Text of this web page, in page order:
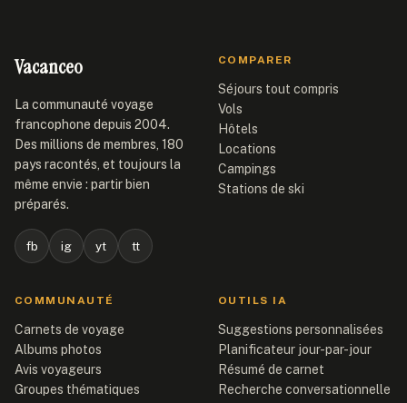
Vacanceo
La communauté voyage
francophone depuis 2004.
Des millions de membres, 180
pays racontés, et toujours la
même envie : partir bien
préparés.
fb ig yt tt
COMPARER
Séjours tout compris
Vols
Hôtels
Locations
Campings
Stations de ski
COMMUNAUTÉ
Carnets de voyage
Albums photos
Avis voyageurs
Groupes thématiques
OUTILS IA
Suggestions personnalisées
Planificateur jour-par-jour
Résumé de carnet
Recherche conversationnelle